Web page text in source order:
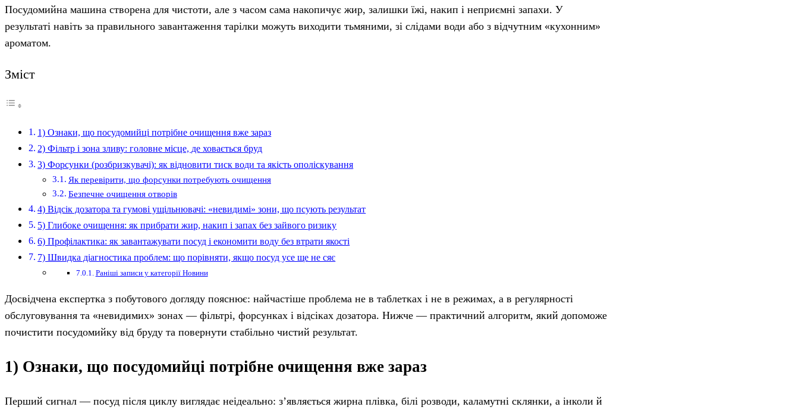
Посудомийна машина створена для чистоти, але з часом сама накопичує жир, залишки їжі, накип і неприємні запахи. У
результаті навіть за правильного завантаження тарілки можуть виходити тьмяними, зі слідами води або з відчутним «кухонним»
ароматом.
Зміст
1) Ознаки, що посудомийці потрібне очищення вже зараз
2) Фільтр і зона зливу: головне місце, де ховається бруд
3) Форсунки (розбризкувачі): як відновити тиск води та якість ополіскування
Як перевірити, що форсунки потребують очищення
Безпечне очищення отворів
4) Відсік дозатора та гумові ущільнювачі: «невидимі» зони, що псують результат
5) Глибоке очищення: як прибрати жир, накип і запах без зайвого ризику
6) Профілактика: як завантажувати посуд і економити воду без втрати якості
7) Швидка діагностика проблем: що порівняти, якщо посуд усе ще не сяє
Раніші записи у категорії Новини
Досвідчена експертка з побутового догляду пояснює: найчастіше проблема не в таблетках і не в режимах, а в регулярності
обслуговування та «невидимих» зонах — фільтрі, форсунках і відсіках дозатора. Нижче — практичний алгоритм, який допоможе
почистити посудомийку від бруду та повернути стабільно чистий результат.
1) Ознаки, що посудомийці потрібне очищення вже зараз
Перший сигнал — посуд після циклу виглядає неідеально: з’являється жирна плівка, білі розводи, каламутні склянки, а інколи й